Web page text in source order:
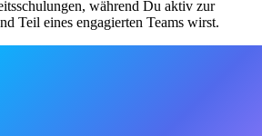
während Du aktiv zur
Teil eines engagierten Teams wirst.